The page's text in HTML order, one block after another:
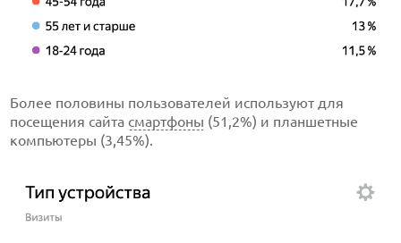
Более половины пользователей используют для
посещения сайта смартфоны (51,2%) и планшетные
компьютеры (3,45%).